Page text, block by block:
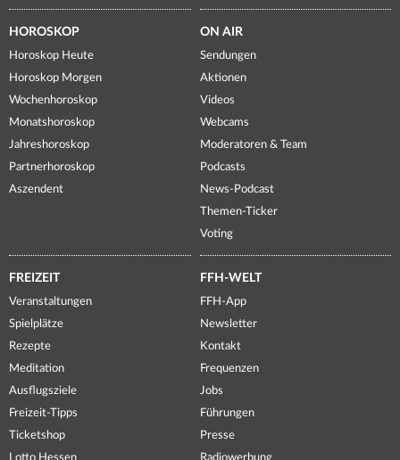
HOROSKOP
Horoskop Heute
Horoskop Morgen
Wochenhoroskop
Monatshoroskop
Jahreshoroskop
Partnerhoroskop
Aszendent
ON AIR
Sendungen
Aktionen
Videos
Webcams
Moderatoren & Team
Podcasts
News-Podcast
Themen-Ticker
Voting
FREIZEIT
Veranstaltungen
Spielplätze
Rezepte
Meditation
Ausflugsziele
Freizeit-Tipps
Ticketshop
Lotto Hessen
FFH-WELT
FFH-App
Newsletter
Kontakt
Frequenzen
Jobs
Führungen
Presse
Radiowerbung